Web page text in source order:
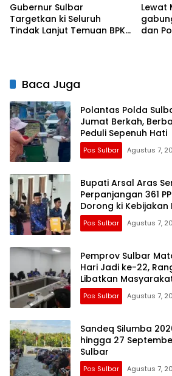
Gubernur Sulbar
Targetkan ki Seluruh
Tindak Lanjut Temuan BPK
Lewat
dan
Baca Juga
Polantas Polda
Jumat Berkah,
Peduli Sepenuh Hati
Pos Sulbar Agustus 7,
Bupati Arsal Aras
Perpanjangan 361
Dorong ki Kebijakan
Lebih Fleksibel
Pos Sulbar Agustus 7,
Pemprov Sulbar
Hari Jadi ke-22,
Libatkan
Pos Sulbar Agustus 7,
Sandeq Silumba
hingga 27
Sulbar
Pos Sulbar Agustus 7,